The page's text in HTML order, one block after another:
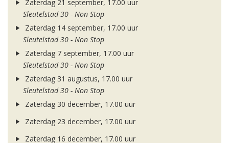
Zaterdag 21 september, 17.00 uur
Sleutelstad 30 - Non Stop
Zaterdag 14 september, 17.00 uur
Sleutelstad 30 - Non Stop
Zaterdag 7 september, 17.00 uur
Sleutelstad 30 - Non Stop
Zaterdag 31 augustus, 17.00 uur
Sleutelstad 30 - Non Stop
Zaterdag 30 december, 17.00 uur
Zaterdag 23 december, 17.00 uur
Zaterdag 16 december, 17.00 uur